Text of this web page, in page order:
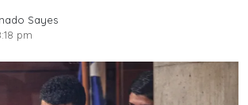
Sayes
pm